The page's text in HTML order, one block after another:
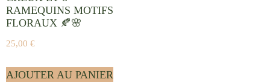
RAMEQUINS MOTIFS
FLORAUX 🍂🌸
25,00 €
AJOUTER AU PANIER